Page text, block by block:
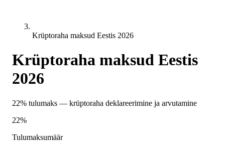
Krüptoraha maksud Eestis 2026
Krüptoraha maksud Eestis
2026
22% tulumaks — krüptoraha deklareerimine ja arvutamine
22%
Tulumaksumäär